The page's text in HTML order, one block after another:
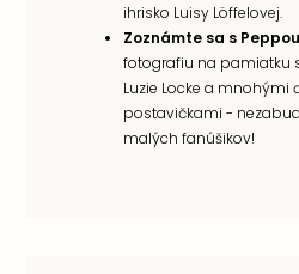
ihrisko Luisy Löffelovej.
Zoznámte sa s
fotografiu na pamiatku
Luzie Locke a
postavičkami -
malých fanúšikov!